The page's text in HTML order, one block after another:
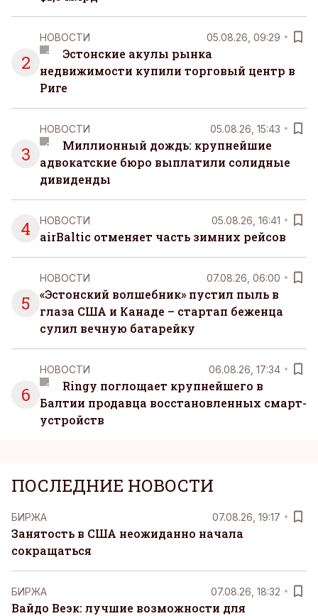
2
НОВОСТИ 05.08.26, 09:29
Эстонские акулы рынка
недвижимости купили торговый центр в
Риге
3
НОВОСТИ 05.08.26, 15:43
Миллионный дождь: крупнейшие
адвокатские бюро выплатили солидные
дивиденды
4 НОВОСТИ 05.08.26, 16:41
airBaltic отменяет часть зимних рейсов
5
НОВОСТИ 07.08.26, 06:00
«Эстонский волшебник» пустил пыль в
глаза США и Канаде – стартап беженца
сулил вечную батарейку
6
НОВОСТИ 06.08.26, 17:34
Ringy поглощает крупнейшего в
Балтии продавца восстановленных смарт-
устройств
ПОСЛЕДНИЕ НОВОСТИ
БИРЖА 07.08.26, 19:17
Занятость в США неожиданно начала
сокращаться
БИРЖА 07.08.26, 18:32
Вайдо Веэк: лучшие возможности для